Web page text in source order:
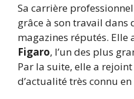
Sa carrière
grâce à son travail dans
magazines réputés.
Figaro, l’un des plus
Par la suite, elle a rejoint
d’actualité très connu en